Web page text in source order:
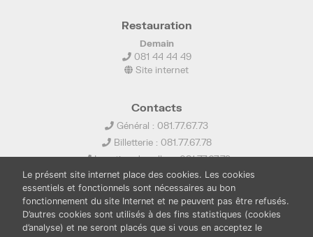
Restauration
Demain
081 44 44 49
Site internet
Contacts
Général : 081.77.67.73
Billetterie : 081.77.67.78
Location de salles : 081.77.67.79
info@ledelta.be
Le présent site internet place des cookies. Les cookies
essentiels et fonctionnels sont nécessaires au bon
fonctionnement du site Internet et ne peuvent pas être refusés.
D’autres cookies sont utilisés à des fins statistiques (cookies
d’analyse) et ne seront placés que si vous en acceptez le